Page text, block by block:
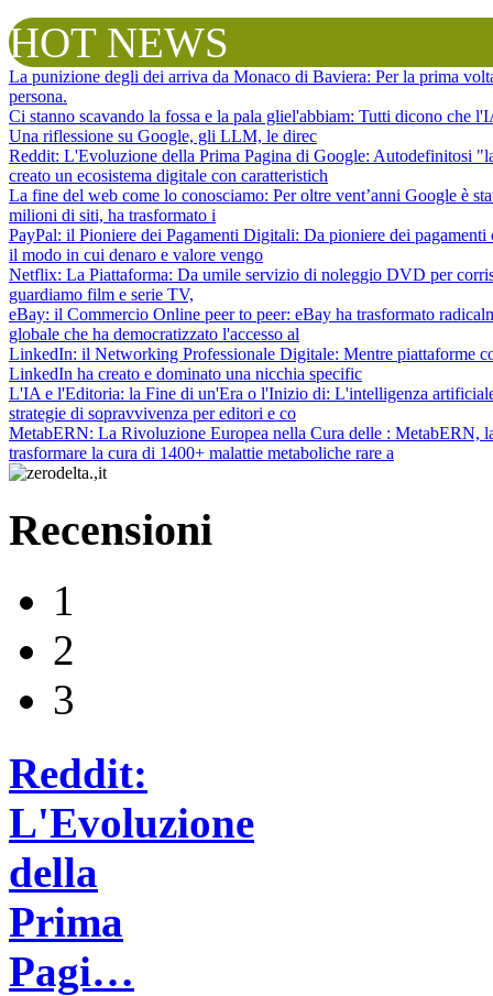
HOT NEWS
La punizione degli dei arriva da Monaco di Baviera: Per la prima
persona.
Ci stanno scavando la fossa e la pala gliel'abbiam: Tutti dicono che
Una riflessione su Google, gli LLM, le direc
Reddit: L'Evoluzione della Prima Pagina di Google: Autodefinitosi
creato un ecosistema digitale con caratteristich
La fine del web come lo conosciamo: Per oltre vent’anni Google è
milioni di siti, ha trasformato i
PayPal: il Pioniere dei Pagamenti Digitali: Da pioniere dei
il modo in cui denaro e valore vengo
Netflix: La Piattaforma: Da umile servizio di noleggio DVD per
guardiamo film e serie TV,
eBay: il Commercio Online peer to peer: eBay ha trasformato
globale che ha democratizzato l'accesso al
LinkedIn: il Networking Professionale Digitale: Mentre piattaforme
LinkedIn ha creato e dominato una nicchia specific
L'IA e l'Editoria: la Fine di un'Era o l'Inizio di: L'intelligenza
strategie di sopravvivenza per editori e co
MetabERN: La Rivoluzione Europea nella Cura delle : MetabERN,
trasformare la cura di 1400+ malattie metaboliche rare a
Recensioni
1
2
3
Reddit:
L'Evoluzione
della
Prima
Pagi…